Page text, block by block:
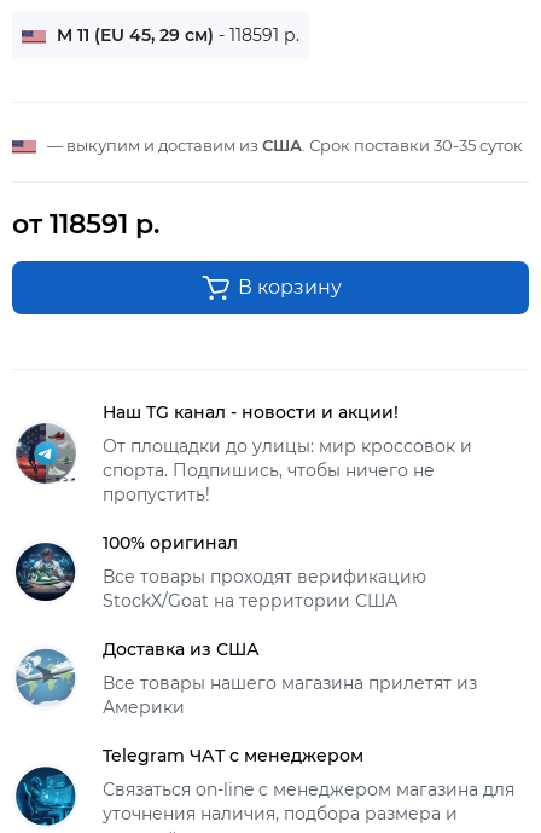
M 11 (EU 45, 29 см) - 118591 р.
— выкупим и доставим из США . Срок поставки 30-35 суток
от 118591 р.
В корзину
Наш TG канал - новости и акции!
От площадки до улицы: мир кроссовок и
спорта. Подпишись, чтобы ничего не
пропустить!
100% оригинал
Все товары проходят верификацию
StockX/Goat на территории США
Доставка из США
Все товары нашего магазина прилетят из
Америки
Telegram ЧАТ с менеджером
Связаться on-line с менеджером магазина для
уточнения наличия, подбора размера и